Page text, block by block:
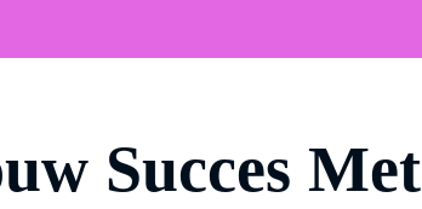
Succes Met